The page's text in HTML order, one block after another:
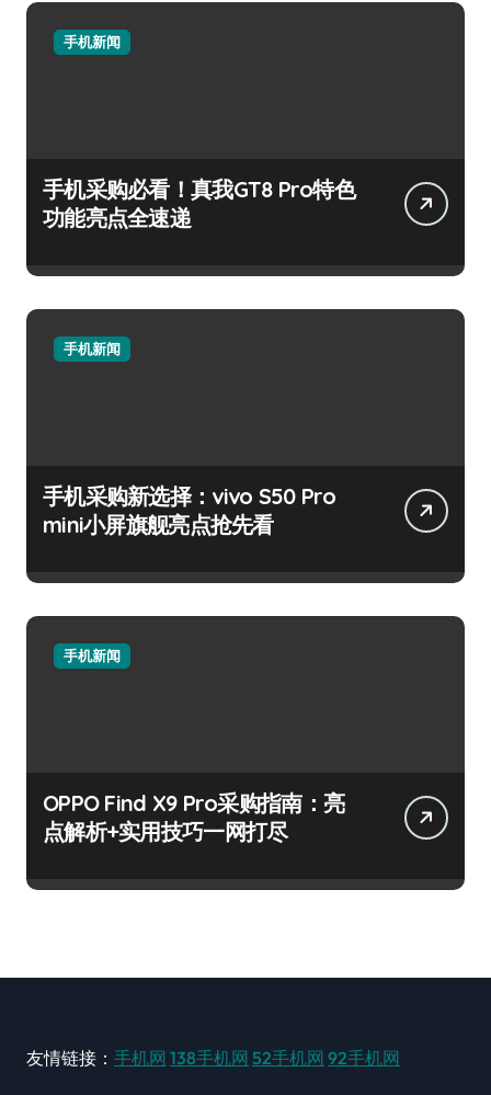
手机新闻
手机采购必看！真我GT8 Pro特色
功能亮点全速递
手机新闻
手机采购新选择：vivo S50 Pro
mini小屏旗舰亮点抢先看
手机新闻
OPPO Find X9 Pro采购指南：亮
点解析+实用技巧一网打尽
友情链接： 手机网 138手机网 52手机网 92手机网